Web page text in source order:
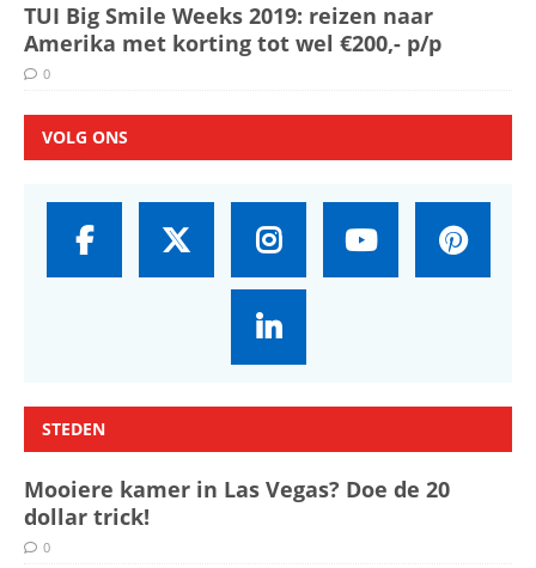
TUI Big Smile Weeks 2019: reizen naar
Amerika met korting tot wel €200,- p/p
0
VOLG ONS
STEDEN
Mooiere kamer in Las Vegas? Doe de 20
dollar trick!
0